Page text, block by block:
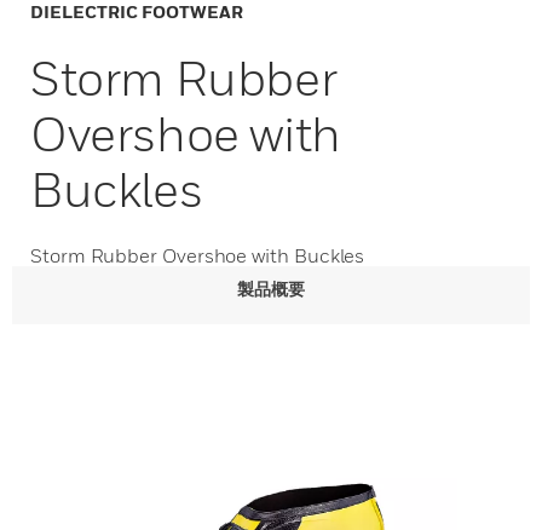
DIELECTRIC FOOTWEAR
Storm Rubber
Overshoe with
Buckles
Storm Rubber Overshoe with Buckles
製品概要